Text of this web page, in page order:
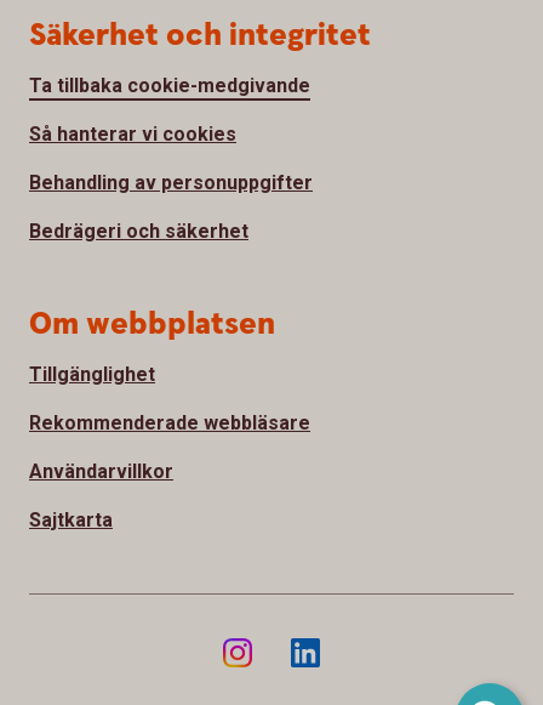
Säkerhet och integritet
Ta tillbaka cookie-medgivande
Så hanterar vi cookies
Behandling av personuppgifter
Bedrägeri och säkerhet
Om webbplatsen
Tillgänglighet
Rekommenderade webbläsare
Användarvillkor
Sajtkarta